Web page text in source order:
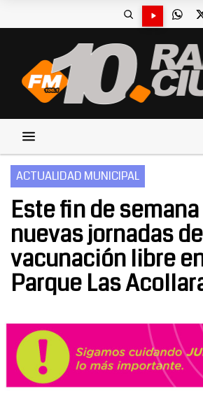
ACTUALIDAD MUNICIPAL
Este fin de
nuevas jornadas de
vacunación libre
Parque Las